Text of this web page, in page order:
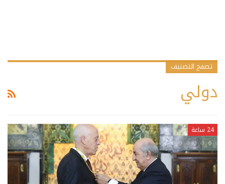
تصفح التصنيف
دولي
24 ساعة